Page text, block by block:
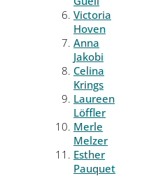
Victoria
Hoven
Anna
Jakobi
Celina
Krings
Laureen
Löffler
Merle
Melzer
Esther
Pauquet